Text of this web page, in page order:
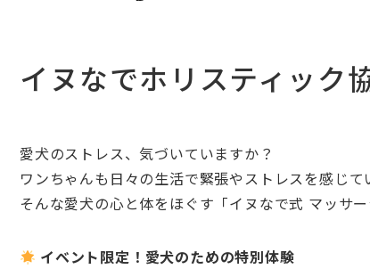
イヌなでホリスティッ
愛犬のストレス、気づいていますか？
ワンちゃんも日々の生活で緊張やストレスを感じて
そんな愛犬の心と体をほぐす「イヌなで式 マッサ
イベント限定！愛犬のための特別体験